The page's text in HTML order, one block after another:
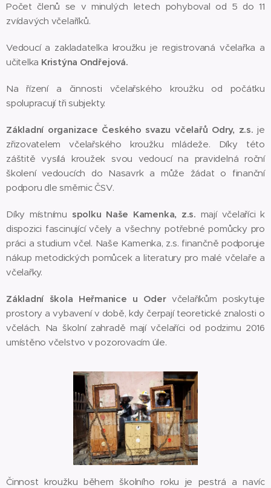
Počet členů se v minulých letech pohyboval od 5 do 11
zvídavých včelaříků.
Vedoucí a zakladatelka kroužku je registrovaná včelařka a
učitelka Kristýna Ondřejová.
Na řízení a činnosti včelařského kroužku od počátku
spolupracují tři subjekty.
Základní organizace Českého svazu včelařů Odry, z.s. je
zřizovatelem včelařského kroužku mládeže. Díky této
záštitě vysílá kroužek svou vedoucí na pravidelná roční
školení vedoucích do Nasavrk a může žádat o finanční
podporu dle směrnic ČSV.
Díky místnímu spolku Naše Kamenka, z.s. mají včelaříci k
dispozici fascinující včely a všechny potřebné pomůcky pro
práci a studium včel. Naše Kamenka, z.s. finančně podporuje
nákup metodických pomůcek a literatury pro malé včelaře a
včelařky.
Základní škola Heřmanice u Odervčelaříkům poskytuje
prostory a vybavení v době, kdy čerpají teoretické znalosti o
včelách. Na školní zahradě mají včelaříci od podzimu 2016
umístěno včelstvo v pozorovacím úle.
Činnost kroužku během školního roku je pestrá a navíc